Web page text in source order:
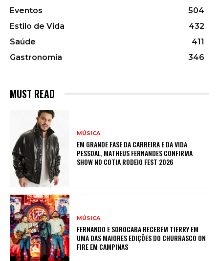
Eventos
504
Estilo de Vida
432
Saúde
411
Gastronomia
346
MUST READ
MÚSICA
EM GRANDE FASE DA CARREIRA E DA VIDA
PESSOAL, MATHEUS FERNANDES CONFIRMA
SHOW NO COTIA RODEIO FEST 2026
MÚSICA
FERNANDO E SOROCABA RECEBEM TIERRY EM
UMA DAS MAIORES EDIÇÕES DO CHURRASCO ON
FIRE EM CAMPINAS